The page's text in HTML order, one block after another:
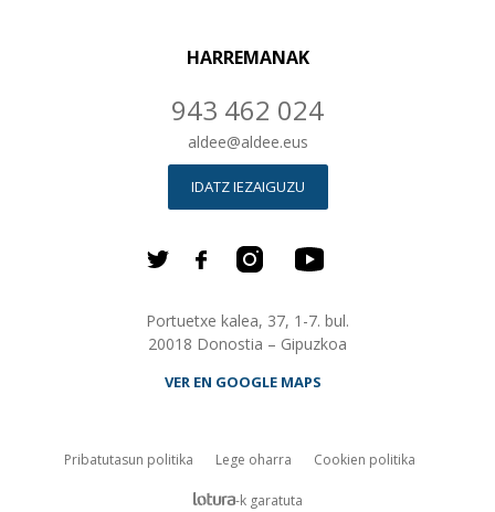
HARREMANAK
943 462 024
aldee@aldee.eus
IDATZ IEZAIGUZU
Portuetxe kalea, 37, 1-7. bul.
20018 Donostia – Gipuzkoa
VER EN GOOGLE MAPS
Pribatutasun politika Lege oharra
Cookien politika
lotura.com Empresa de desarrollo web en
-k garatuta